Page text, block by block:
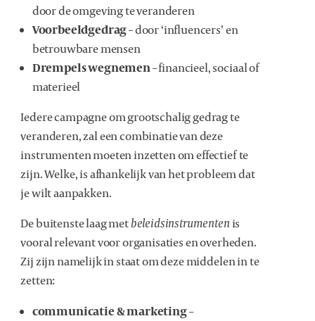
door de omgeving te veranderen
Voorbeeldgedrag– door ‘influencers’ en
betrouwbare mensen
Drempels wegnemen– financieel, sociaal of
materieel
Iedere campagne om grootschalig gedrag te
veranderen, zal een combinatie van deze
instrumenten moeten inzetten om effectief te
zijn. Welke, is afhankelijk van het probleem dat
je wilt aanpakken.
De buitenste laag metbeleidsinstrumentenis
vooral relevant voor organisaties en overheden.
Zij zijn namelijk in staat om deze middelen in te
zetten:
communicatie & marketing–